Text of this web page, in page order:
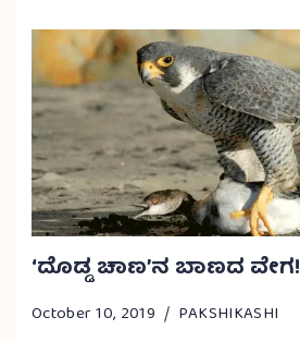
‘ದೊಡ್ಡ ಚಾಣ’ನ ಬಾಣದ ವೇಗ!
October 10, 2019 PAKSHIKASHI